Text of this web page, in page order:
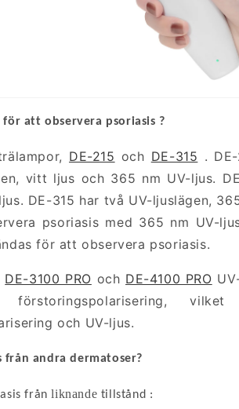
för attobservera psoriasis ?
DE-215 och DE-315 .
vitt ljus och 365 nm UV-ljus.
DE-315 har två UV-ljuslägen,
psoriasis med 365 nm UV-
för att observera psoriasis.
DE-3100 PRO och DE-4100 PRO
förstoringspolarisering,
och UV-ljus.
från andra dermatoser?
frånliknande tillstånd :